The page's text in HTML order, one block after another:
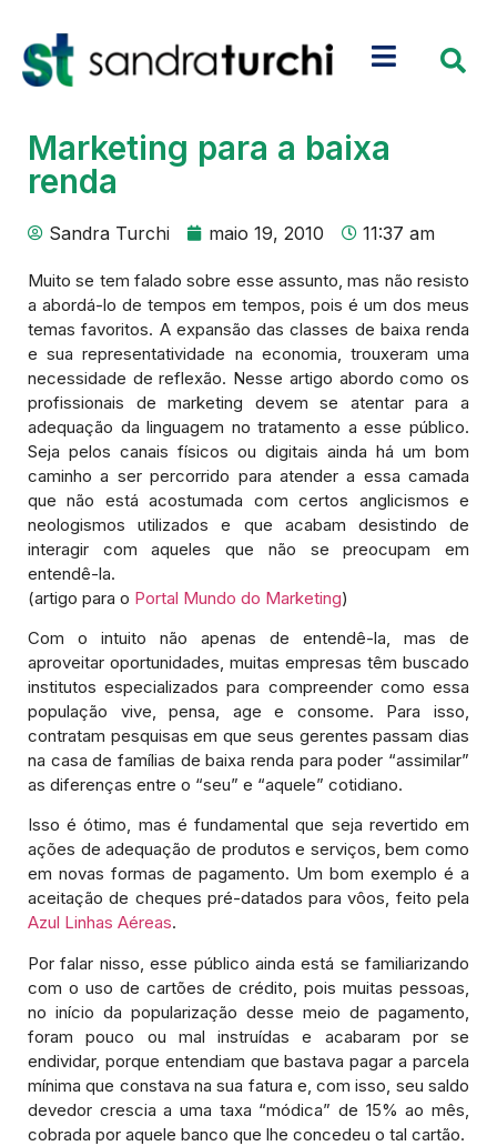
Marketing para a baixa
renda
Sandra Turchi maio 19, 2010 11:37 am
Muito se tem falado sobre esse assunto, mas não resisto
a abordá-lo de tempos em tempos, pois é um dos meus
temas favoritos. A expansão das classes de baixa renda
e sua representatividade na economia, trouxeram uma
necessidade de reflexão. Nesse artigo abordo como os
profissionais de marketing devem se atentar para a
adequação da linguagem no tratamento a esse público.
Seja pelos canais físicos ou digitais ainda há um bom
caminho a ser percorrido para atender a essa camada
que não está acostumada com certos anglicismos e
neologismos utilizados e que acabam desistindo de
interagir com aqueles que não se preocupam em
entendê-la.
(artigo para o Portal Mundo do Marketing)
Com o intuito não apenas de entendê-la, mas de
aproveitar oportunidades, muitas empresas têm buscado
institutos especializados para compreender como essa
população vive, pensa, age e consome. Para isso,
contratam pesquisas em que seus gerentes passam dias
na casa de famílias de baixa renda para poder “assimilar”
as diferenças entre o “seu” e “aquele” cotidiano.
Isso é ótimo, mas é fundamental que seja revertido em
ações de adequação de produtos e serviços, bem como
em novas formas de pagamento. Um bom exemplo é a
aceitação de cheques pré-datados para vôos, feito pela
Azul Linhas Aéreas.
Por falar nisso, esse público ainda está se familiarizando
com o uso de cartões de crédito, pois muitas pessoas,
no início da popularização desse meio de pagamento,
foram pouco ou mal instruídas e acabaram por se
endividar, porque entendiam que bastava pagar a parcela
mínima que constava na sua fatura e, com isso, seu saldo
devedor crescia a uma taxa “módica” de 15% ao mês,
cobrada por aquele banco que lhe concedeu o tal cartão.